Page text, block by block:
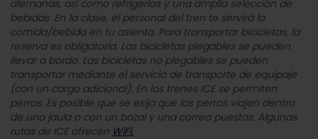
alemanas, así como refrigerios y una amplia selección de
bebidas. En 1a clase, el personal del tren te servirá la
comida/bebida en tu asiento. Para transportar bicicletas, la
reserva es obligatoria. Las bicicletas plegables se pueden
llevar a bordo. Las bicicletas no plegables se pueden
transportar mediante el servicio de transporte de equipaje
(con un cargo adicional). En los trenes ICE se permiten
perros. Es posible que se exija que los perros viajen dentro
de una jaula o con un bozal y una correa puestos. Algunas
rutas de ICE ofrecen WiFi.